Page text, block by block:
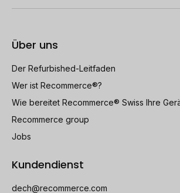
Über uns
Der Refurbished-Leitfaden
Wer ist Recommerce®?
Wie bereitet Recommerce® Swiss Ihre
Recommerce group
Jobs
Kundendienst
dech@recommerce.com